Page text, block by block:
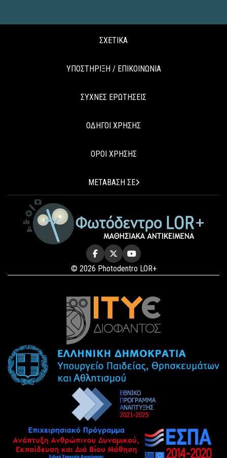
ΣΧΕΤΙΚΑ
ΥΠΟΣΤΗΡΙΞΗ / ΕΠΙΚΟΙΝΩΝΙΑ
ΣΥΧΝΕΣ ΕΡΩΤΗΣΕΙΣ
ΟΔΗΓΟΙ ΧΡΗΣΗΣ
ΟΡΟΙ ΧΡΗΣΗΣ
ΜΕΤΑΒΑΣΗ ΣΕ
© 2026 Photodentro LOR+